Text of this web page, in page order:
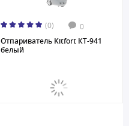
(0) 0
Отпариватель Kitfort КТ-941
белый